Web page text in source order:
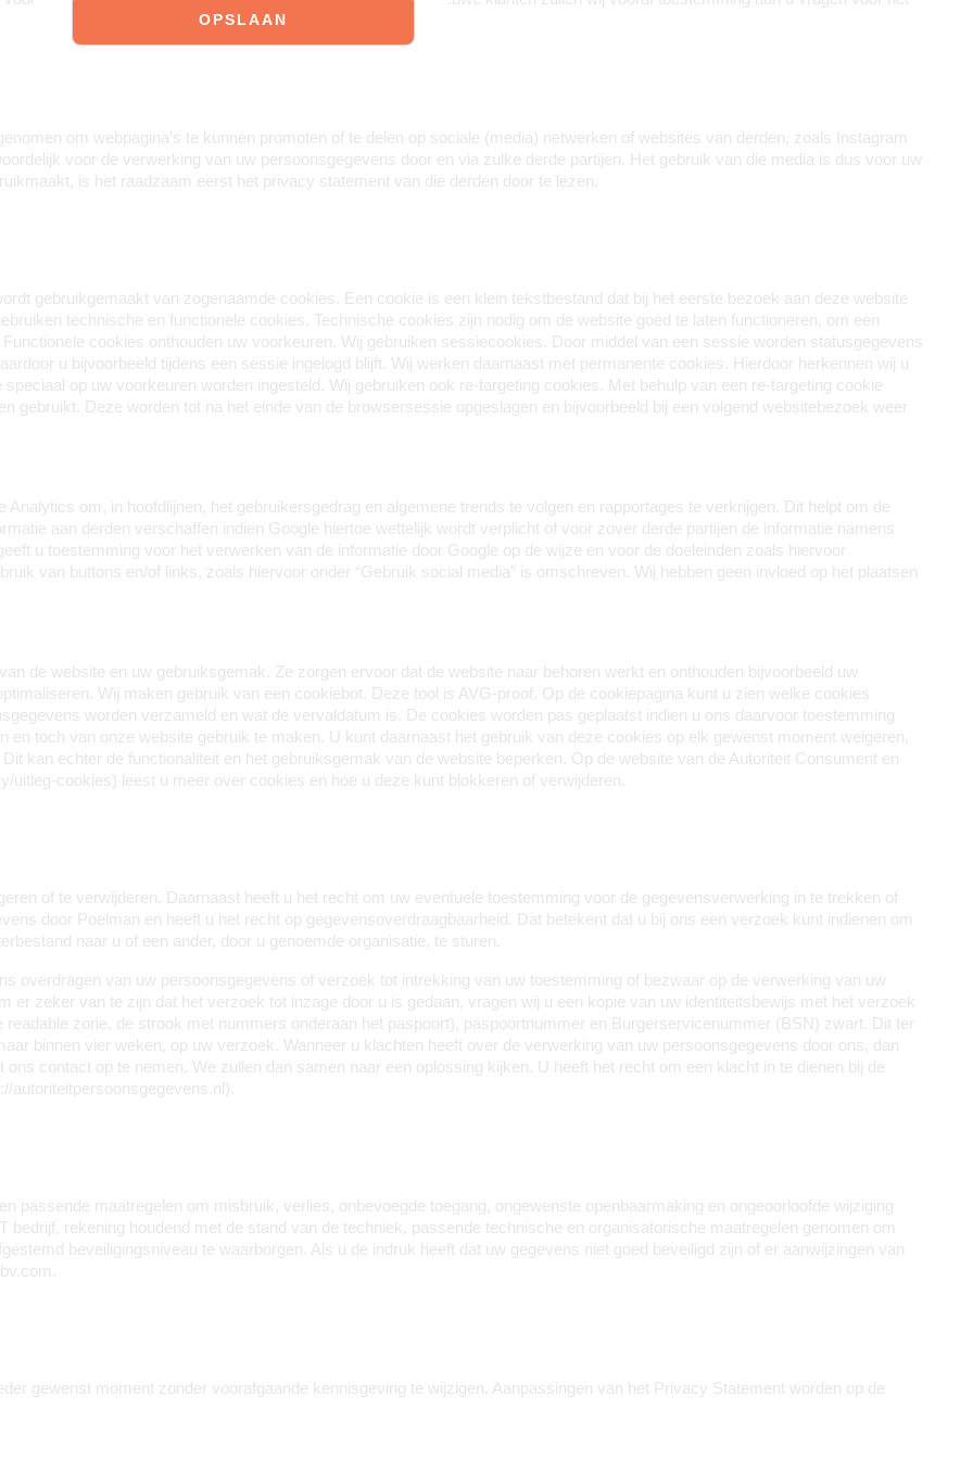
om webpagina’s te kunnen promoten of te delen op sociale (media) netwerken of websites van derden, zoals Instagram
voor de verwerking van uw persoonsgegevens door en via zulke derde partijen. Het gebruik van die media is dus voor uw
is het raadzaam eerst het privacy statement van die derden door te lezen.
gebruikgemaakt van zogenaamde cookies. Een cookie is een klein tekstbestand dat bij het eerste bezoek aan deze website
technische en functionele cookies. Technische cookies zijn nodig om de website goed te laten functioneren, om een
cookies onthouden uw voorkeuren. Wij gebruiken sessiecookies. Door middel van een sessie worden statusgegevens
u bijvoorbeeld tijdens een sessie ingelogd blijft. Wij werken daarnaast met permanente cookies. Hierdoor herkennen wij u
op uw voorkeuren worden ingesteld. Wij gebruiken ook re-targeting cookies. Met behulp van een re-targeting cookie
gebruikt. Deze worden tot na het einde van de browsersessie opgeslagen en bijvoorbeeld bij een volgend websitebezoek weer
om, in hoofdlijnen, het gebruikersgedrag en algemene trends te volgen en rapportages te verkrijgen. Dit helpt om de
aan derden verschaffen indien Google hiertoe wettelijk wordt verplicht of voor zover derde partijen de informatie namens
u toestemming voor het verwerken van de informatie door Google op de wijze en voor de doeleinden zoals hiervoor
van buttons en/of links, zoals hiervoor onder “Gebruik social media” is omschreven. Wij hebben geen invloed op het plaatsen
de website en uw gebruiksgemak. Ze zorgen ervoor dat de website naar behoren werkt en onthouden bijvoorbeeld uw
Wij maken gebruik van een cookiebot. Deze tool is AVG-proof. Op de cookiepagina kunt u zien welke cookies
worden verzameld en wat de vervaldatum is. De cookies worden pas geplaatst indien u ons daarvoor toestemming
toch van onze website gebruik te maken. U kunt daarnaast het gebruik van deze cookies op elk gewenst moment weigeren,
kan echter de functionaliteit en het gebruiksgemak van de website beperken. Op de website van de Autoriteit Consument en
cookies) leest u meer over cookies en hoe u deze kunt blokkeren of verwijderen.
of te verwijderen. Daarnaast heeft u het recht om uw eventuele toestemming voor de gegevensverwerking in te trekken of
door Poelman en heeft u het recht op gegevensoverdraagbaarheid. Dat betekent dat u bij ons een verzoek kunt indienen om
naar u of een ander, door u genoemde organisatie, te sturen.
overdragen van uw persoonsgegevens of verzoek tot intrekking van uw toestemming of bezwaar op de verwerking van uw
zeker van te zijn dat het verzoek tot inzage door u is gedaan, vragen wij u een kopie van uw identiteitsbewijs met het verzoek
zone, de strook met nummers onderaan het paspoort), paspoortnummer en Burgerservicenummer (BSN) zwart. Dit ter
binnen vier weken, op uw verzoek. Wanneer u klachten heeft over de verwerking van uw persoonsgegevens door ons, dan
contact op te nemen. We zullen dan samen naar een oplossing kijken. U heeft het recht om een klacht in te dienen bij de
autoriteitpersoonsgegevens.nl).
passende maatregelen om misbruik, verlies, onbevoegde toegang, ongewenste openbaarmaking en ongeoorloofde wijziging
rekening houdend met de stand van de techniek, passende technische en organisatorische maatregelen genomen om
beveiligingsniveau te waarborgen. Als u de indruk heeft dat uw gegevens niet goed beveiligd zijn of er aanwijzingen van
gewenst moment zonder voorafgaande kennisgeving te wijzigen. Aanpassingen van het Privacy Statement worden op de